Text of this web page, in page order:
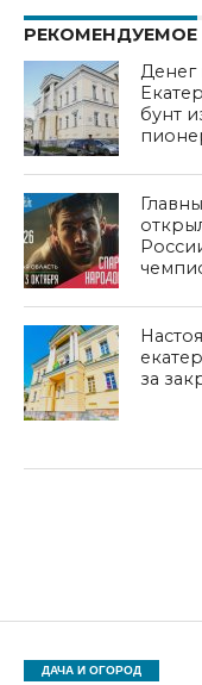
РЕКОМЕНДУЕМОЕ
Денег
бунт
за
ДАЧА И ОГОРОД